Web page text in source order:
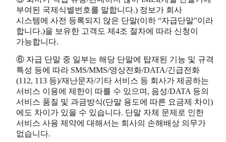
부여된 국제식별번호를 말합니다.) 정보가 회사
시스템에 사전 등록되지 않은 단말(이하 “자급단말”이라
합니다.)을 보유한 고객도 제4조 절차에 따라 신청이
가능합니다.
⑥ 자급 단말 중 일부는 해당 단말에 탑재된 기능 및 규격
특성 등에 따라 SMS/MMS/영상전화/DATA/긴급전화
(112, 113 등)/재난문자/기타 서비스 등 회사가 제공하는
서비스 이용에 제한이 따를 수 있으며, 음성/DATA 등의
서비스 품질 및 과금방식(단말 용도에 따른 요금제 차이)
에도 차이가 있을 수 있습니다. 단말 자체 문제로 인한
서비스 사용 제약에 대해서는 회사의 손해배상 의무가
없습니다.